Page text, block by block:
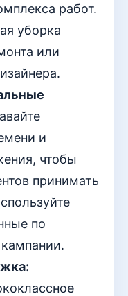
работ.
уборка
или
и
чтобы
принимать
по